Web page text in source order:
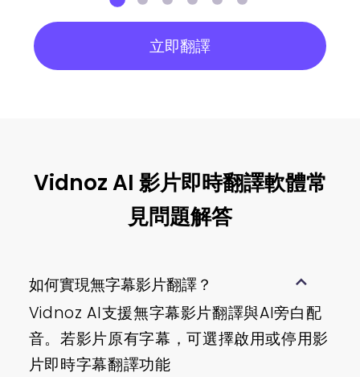
立即翻譯
Vidnoz AI 影片即時翻譯軟體常
見問題解答
如何實現無字幕影片翻譯？
Vidnoz AI支援無字幕影片翻譯與AI旁白配
音。若影片原有字幕，可選擇啟用或停用影
片即時字幕翻譯功能